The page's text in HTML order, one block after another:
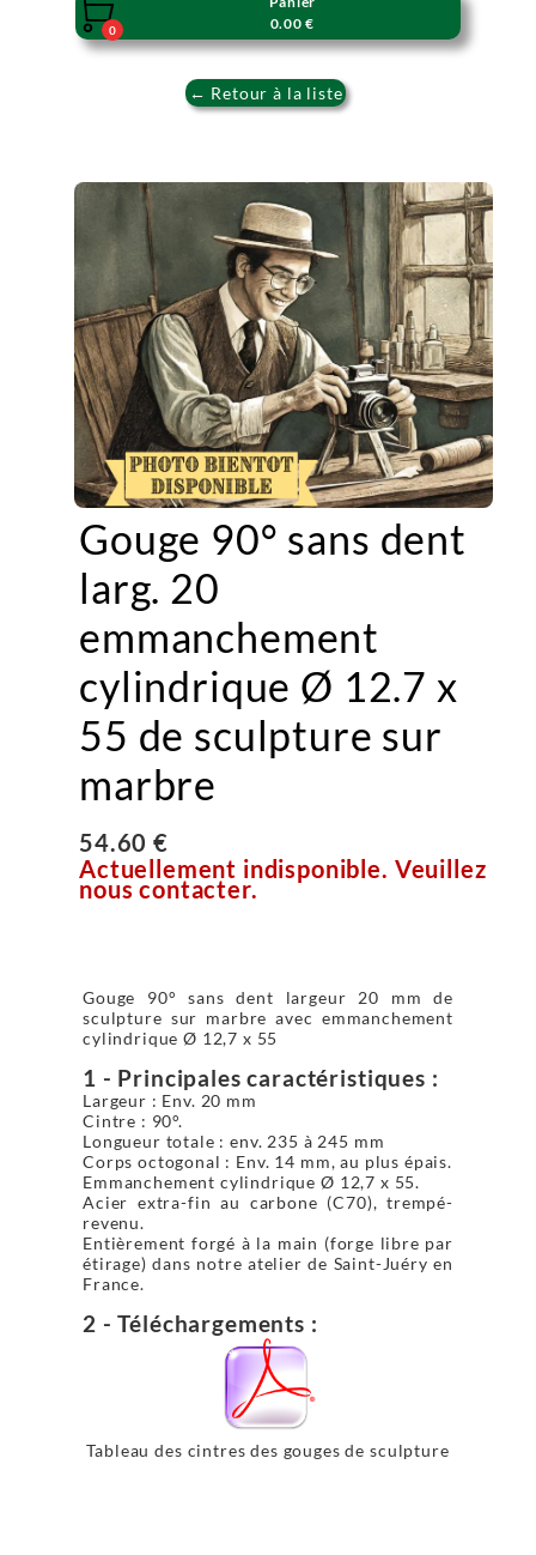

0
0.00 €
← Retour à la liste
Gouge 90° sans dent
larg. 20
emmanchement
cylindrique Ø 12.7 x
55 de sculpture sur
marbre
54.60 €
Actuellement indisponible. Veuillez
nous contacter.
Gouge 90° sans dent largeur 20 mm de
sculpture sur marbre avec emmanchement
cylindrique Ø 12,7 x 55
1 - Principales caractéristiques :
Largeur : Env. 20 mm
Cintre : 90°.
Longueur totale : env. 235 à 245 mm
Corps octogonal : Env. 14 mm, au plus épais.
Emmanchement cylindrique Ø 12,7 x 55.
Acier extra-fin au carbone (C70), trempé-
revenu.
Entièrement forgé à la main (forge libre par
étirage) dans notre atelier de Saint-Juéry en
France.
2 - Téléchargements :
Tableau des cintres des gouges de sculpture